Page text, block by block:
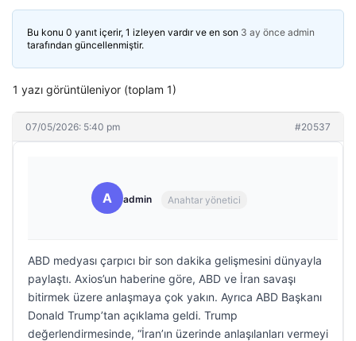
Bu konu 0 yanıt içerir, 1 izleyen vardır ve en son 3 ay önce admin
tarafından güncellenmiştir.
1 yazı görüntüleniyor (toplam 1)
07/05/2026: 5:40 pm #20537
A admin Anahtar yönetici
ABD medyası çarpıcı bir son dakika gelişmesini dünyayla
paylaştı. Axios’un haberine göre, ABD ve İran savaşı
bitirmek üzere anlaşmaya çok yakın. Ayrıca ABD Başkanı
Donald Trump’tan açıklama geldi. Trump
değerlendirmesinde, “İran’ın üzerinde anlaşılanları vermeyi